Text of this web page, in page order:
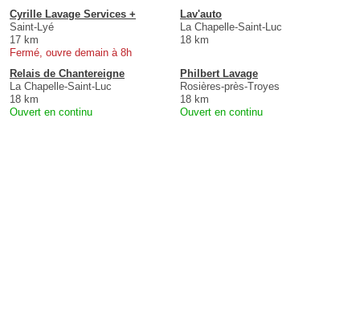
Cyrille Lavage Services +
Saint-Lyé
17 km
Fermé, ouvre demain à 8h
Lav'auto
La Chapelle-Saint-Luc
18 km
Relais de Chantereigne
La Chapelle-Saint-Luc
18 km
Ouvert en continu
Philbert Lavage
Rosières-près-Troyes
18 km
Ouvert en continu